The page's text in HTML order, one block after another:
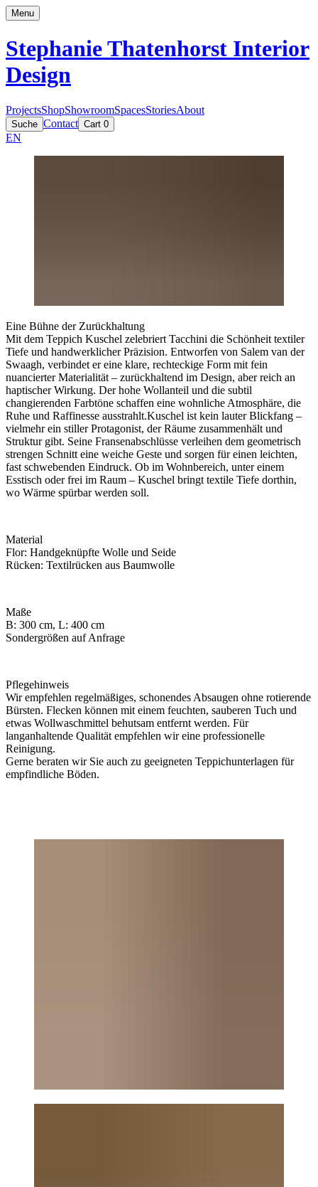
Menu
Stephanie Thatenhorst Interior
Design
ProjectsShopShowroomSpacesStoriesAbout
Suche Contact Cart 0
EN
Eine Bühne der Zurückhaltung
Mit dem Teppich Kuschel zelebriert Tacchini die Schönheit textiler
Tiefe und handwerklicher Präzision. Entworfen von Salem van der
Swaagh, verbindet er eine klare, rechteckige Form mit fein
nuancierter Materialität – zurückhaltend im Design, aber reich an
haptischer Wirkung. Der hohe Wollanteil und die subtil
changierenden Farbtöne schaffen eine wohnliche Atmosphäre, die
Ruhe und Raffinesse ausstrahlt.Kuschel ist kein lauter Blickfang –
vielmehr ein stiller Protagonist, der Räume zusammenhält und
Struktur gibt. Seine Fransenabschlüsse verleihen dem geometrisch
strengen Schnitt eine weiche Geste und sorgen für einen leichten,
fast schwebenden Eindruck. Ob im Wohnbereich, unter einem
Esstisch oder frei im Raum – Kuschel bringt textile Tiefe dorthin,
wo Wärme spürbar werden soll.
Material
Flor: Handgeknüpfte Wolle und Seide
Rücken: Textilrücken aus Baumwolle
Maße
B: 300 cm, L: 400 cm
Sondergrößen auf Anfrage
Pflegehinweis
Wir empfehlen regelmäßiges, schonendes Absaugen ohne rotierende
Bürsten. Flecken können mit einem feuchten, sauberen Tuch und
etwas Wollwaschmittel behutsam entfernt werden. Für
langanhaltende Qualität empfehlen wir eine professionelle
Reinigung.
Gerne beraten wir Sie auch zu geeigneten Teppichunterlagen für
empfindliche Böden.